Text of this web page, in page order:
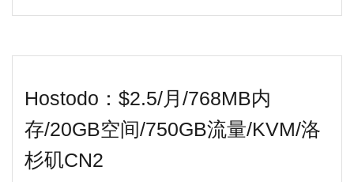
Hostodo：$2.5/月/768MB内
存/20GB空间/750GB流量/KVM/洛
杉矶CN2